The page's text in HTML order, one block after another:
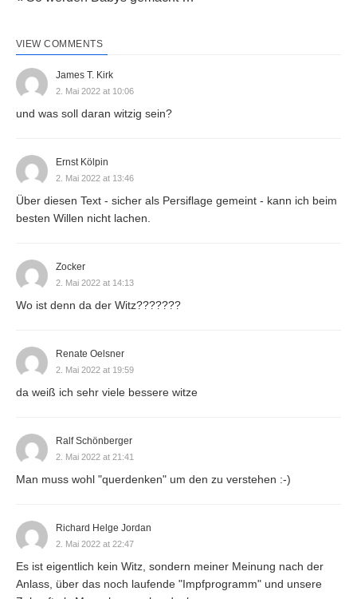
VIEW COMMENTS
James T. Kirk
2. Mai 2022 at 10:06
und was soll daran witzig sein?
Ernst Kölpin
2. Mai 2022 at 13:46
Über diesen Text - sicher als Persiflage gemeint - kann ich beim
besten Willen nicht lachen.
Zocker
2. Mai 2022 at 14:13
Wo ist denn da der Witz???????
Renate Oelsner
2. Mai 2022 at 19:59
da weiß ich sehr viele bessere witze
Ralf Schönberger
2. Mai 2022 at 21:41
Man muss wohl "querdenken" um den zu verstehen :-)
Richard Helge Jordan
2. Mai 2022 at 22:47
Es ist eigentlich kein Witz, sondern meiner Meinung nach der
Anlass, über das noch laufende "Impfprogramm" und unsere